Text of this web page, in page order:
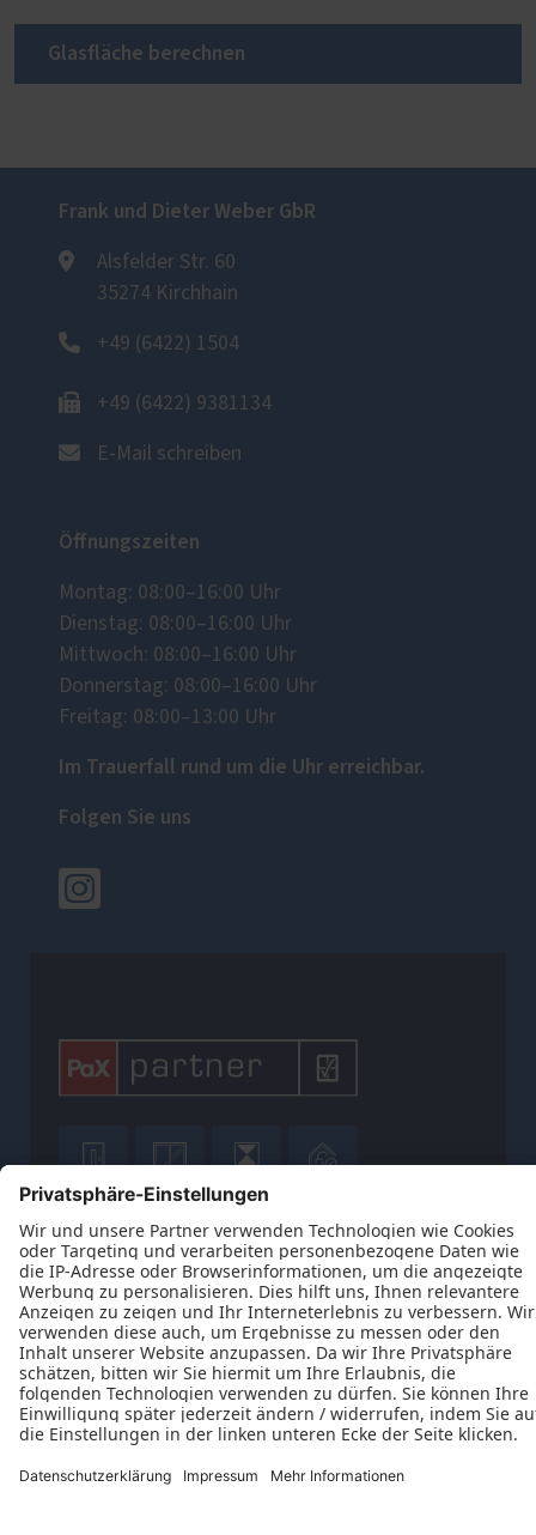
Glasfläche berechnen
Frank und Dieter Weber GbR
Alsfelder Str. 60
35274 Kirchhain
+49 (6422) 1504
+49 (6422) 9381134
E-Mail schreiben
Öffnungszeiten
Montag: 08:00–16:00 Uhr
Dienstag: 08:00–16:00 Uhr
Mittwoch: 08:00–16:00 Uhr
Donnerstag: 08:00–16:00 Uhr
Freitag: 08:00–13:00 Uhr
Im Trauerfall rund um die Uhr erreichbar.
Folgen Sie uns
   
   
  